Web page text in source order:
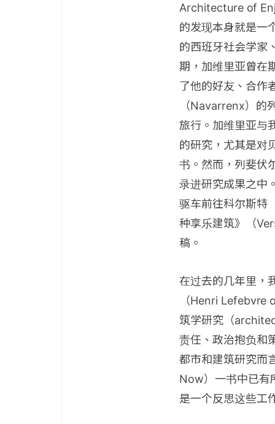
Architecture of
的发现本身就是一
的西班牙社会学家
期，加维里亚曾在
了他的好友、合作
（Navarrenx）的
旅行。加维里亚与
的研究，尤其是对
书。然而，列斐伏
录进研究成果之中
驱车前往科尔斯特
种享乐建筑》（
稿。
在过去的几年里，
（Henri Lefebvre
筑学研究（
责任、政治抱负和
都市和建筑研究而
Now）一书中已有
是一个反思这些工